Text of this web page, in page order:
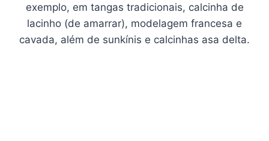
exemplo, em tangas tradicionais, calcinha de
lacinho (de amarrar), modelagem francesa e
cavada, além de sunkínis e calcinhas asa delta.